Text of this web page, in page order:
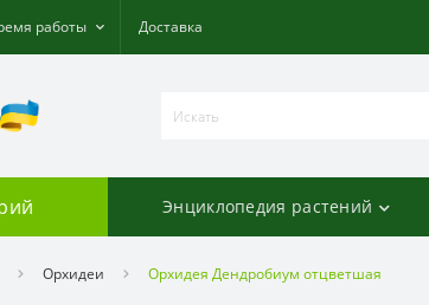
работы Доставка
Энциклопедия растений
Орхидеи Орхидея Дендробиум отцветшая